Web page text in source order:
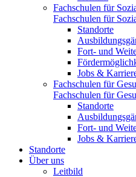
Fachschulen für
Fachschulen für
Standorte
Fort- und
Jobs &
Fachschulen für
Fachschulen für
Standorte
Fort- und
Jobs &
Standorte
Über uns
Leitbild